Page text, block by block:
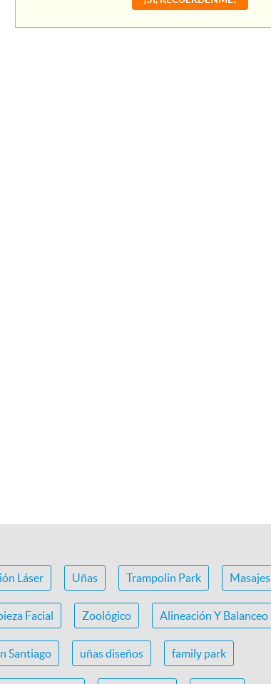
Láser Uñas Trampolin Park Masajes
Facial Zoológico Alineación Y Balanceo
Santiago uñas diseños family park